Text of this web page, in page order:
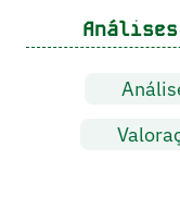
Análises